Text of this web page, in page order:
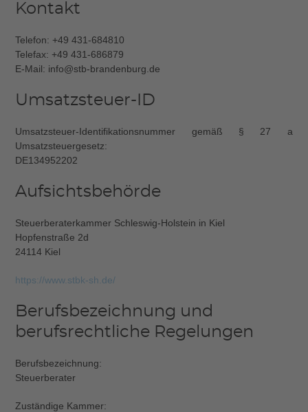
Kontakt
Telefon: +49 431-684810
Telefax: +49 431-686879
E-Mail: info@stb-brandenburg.de
Umsatzsteuer-ID
Umsatzsteuer-Identifikationsnummer gemäß § 27 a
Umsatzsteuergesetz:
DE134952202
Aufsichtsbehörde
Steuerberaterkammer Schleswig-Holstein in Kiel
Hopfenstraße 2d
24114 Kiel
https://www.stbk-sh.de/
Berufsbezeichnung und
berufsrechtliche Regelungen
Berufsbezeichnung:
Steuerberater
Zuständige Kammer: